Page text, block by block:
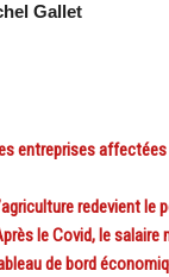
Gallet
entreprises
redevient
le Covid, le
de bord